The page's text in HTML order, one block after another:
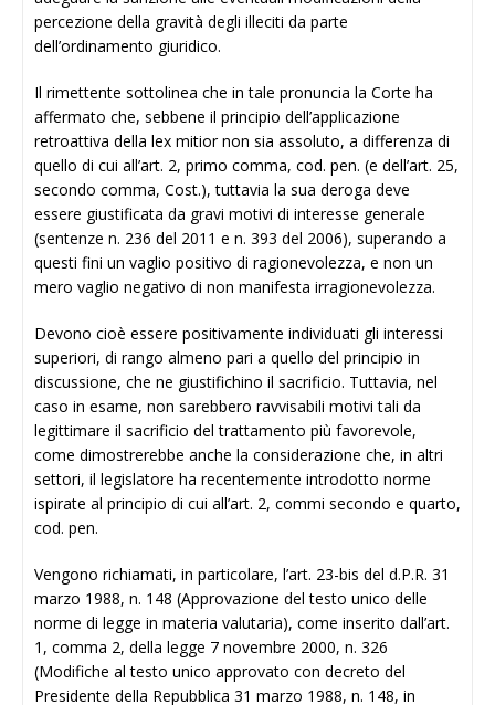
percezione della gravità degli illeciti da parte
dell’ordinamento giuridico.
Il rimettente sottolinea che in tale pronuncia la Corte ha
affermato che, sebbene il principio dell’applicazione
retroattiva della lex mitior non sia assoluto, a differenza di
quello di cui all’art. 2, primo comma, cod. pen. (e dell’art. 25,
secondo comma, Cost.), tuttavia la sua deroga deve
essere giustificata da gravi motivi di interesse generale
(sentenze n. 236 del 2011 e n. 393 del 2006), superando a
questi fini un vaglio positivo di ragionevolezza, e non un
mero vaglio negativo di non manifesta irragionevolezza.
Devono cioè essere positivamente individuati gli interessi
superiori, di rango almeno pari a quello del principio in
discussione, che ne giustifichino il sacrificio. Tuttavia, nel
caso in esame, non sarebbero ravvisabili motivi tali da
legittimare il sacrificio del trattamento più favorevole,
come dimostrerebbe anche la considerazione che, in altri
settori, il legislatore ha recentemente introdotto norme
ispirate al principio di cui all’art. 2, commi secondo e quarto,
cod. pen.
Vengono richiamati, in particolare, l’art. 23-bis del d.P.R. 31
marzo 1988, n. 148 (Approvazione del testo unico delle
norme di legge in materia valutaria), come inserito dall’art.
1, comma 2, della legge 7 novembre 2000, n. 326
(Modifiche al testo unico approvato con decreto del
Presidente della Repubblica 31 marzo 1988, n. 148, in